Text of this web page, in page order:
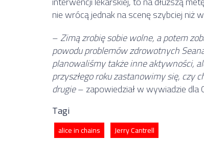
nie wrócą jednak na scenę szybciej niż
–Zimą zrobię sobie wolne, a potem
powodu problemów zdrowotnych
planowaliśmy także inne aktywności,
przyszłego roku zastanowimy się, czy
drugie– zapowiedział w wywiadzie dla
Tagi
alice in chains Jerry Cantrell